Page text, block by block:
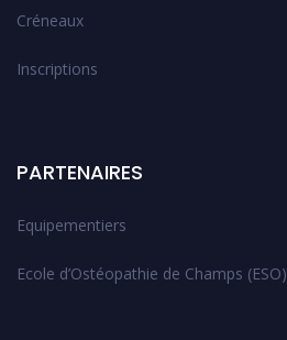
Créneaux
Inscriptions
PARTENAIRES
Equipementiers
Ecole d’Ostéopathie de Champs (ESO)